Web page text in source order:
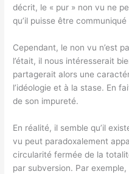
décrit, le « pur » non vu ne
qu’il puisse être
Cependant, le non vu n’est
l’était, il nous intéresserait
partagerait alors une
l’idéologie et à la stase. En
de son impureté.
En réalité, il semble qu’il
vu peut paradoxalement
circularité fermée de la
par subversion. Par